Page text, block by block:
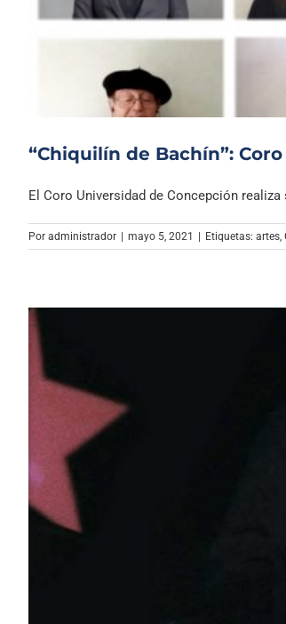
“Chiquilín de Bachín”:
El Coro Universidad de Concepción
Por administrador mayo 5, 2021 Etiquetas: artes,